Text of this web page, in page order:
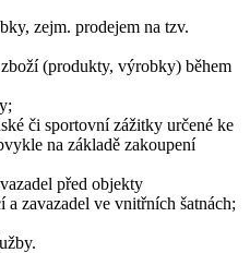
zejm. prodejem na tzv.
(produkty, výrobky) během
či sportovní zážitky určené ke
na základě zakoupení
před objekty
zavazadel ve vnitřních šatnách;